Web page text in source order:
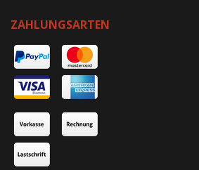
ZAHLUNGSARTEN